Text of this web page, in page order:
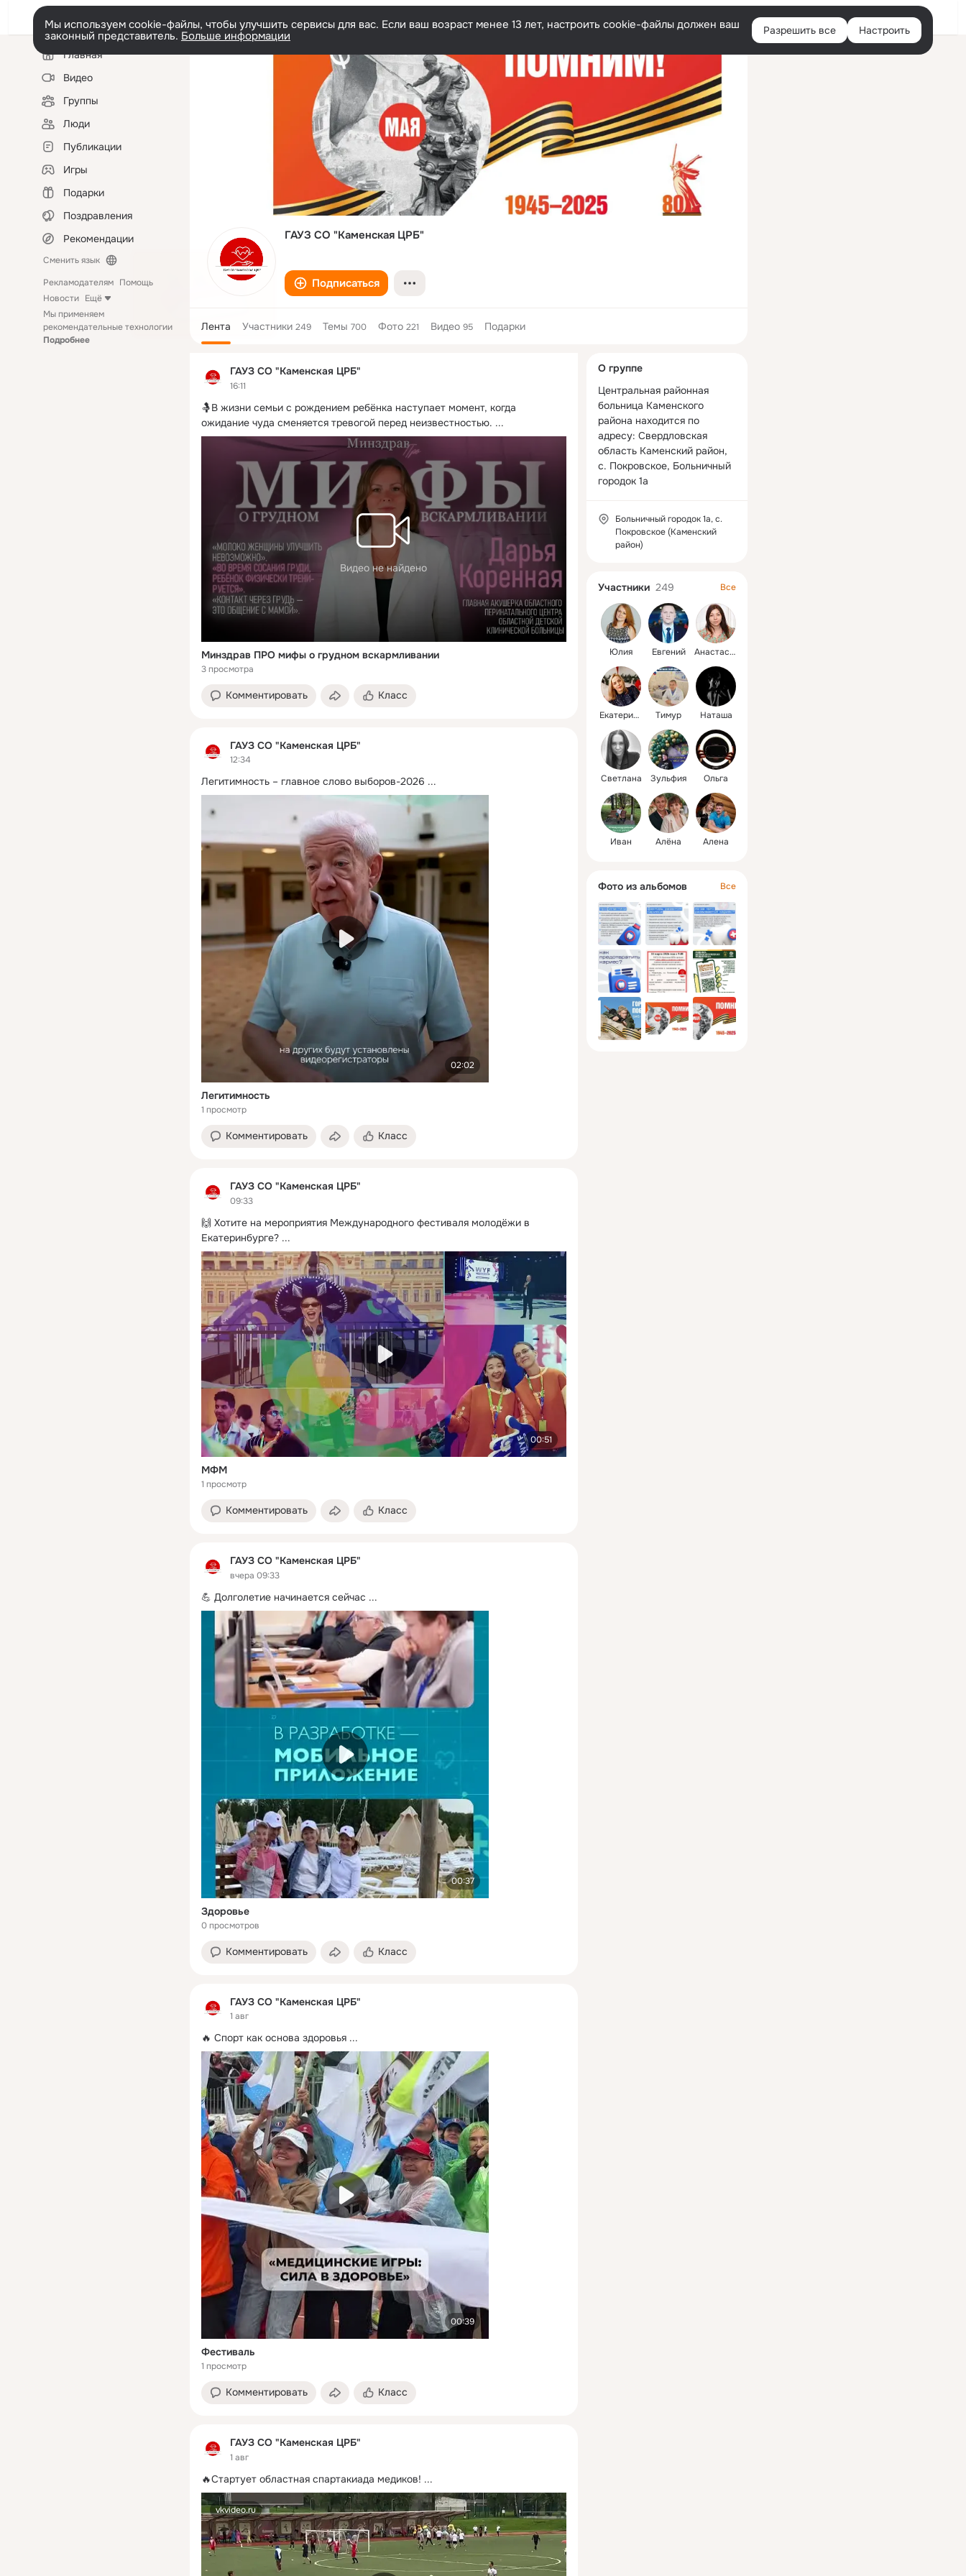
Войти
Мы используем cookie-файлы, чтобы улучшить сервисы для вас. Если ваш возраст менее 13 лет, настроить cookie-файлы должен ваш
законный представитель. Больше информации Разрешить все Настроить
Левая
колонкаГлавная
Видео
Группы
Люди
Публикации
Игры
Подарки
Поздравления
Рекомендации
Сменить язык
Рекламодателям Помощь
Новости Ещё
Мы применяем
рекомендательные технологии
Подробнее
ГАУЗ СО "Каменская ЦРБ"
Подписаться
Лента Участники 249 Темы 700 Фото 221 Видео 95 Подарки
ГАУЗ СО "Каменская ЦРБ"
16:11
🤱В жизни семьи с рождением ребёнка наступает момент, когда
ожидание чуда сменяется тревогой перед неизвестностью. ...
Видео не найдено
Минздрав ПРО мифы о грудном вскармливании
3 просмотра
Комментировать Класс
ГАУЗ СО "Каменская ЦРБ"
12:34
Легитимность – главное слово выборов-2026 ...
02:02
Легитимность
1 просмотр
Комментировать Класс
ГАУЗ СО "Каменская ЦРБ"
09:33
🙌 Хотите на мероприятия Международного фестиваля молодёжи в
Екатеринбурге? ...
00:51
МФМ
1 просмотр
Комментировать Класс
ГАУЗ СО "Каменская ЦРБ"
вчера 09:33
💪 Долголетие начинается сейчас ...
00:37
Здоровье
0 просмотров
Комментировать Класс
ГАУЗ СО "Каменская ЦРБ"
1 авг
🔥 Спорт как основа здоровья ...
00:39
Фестиваль
1 просмотр
Комментировать Класс
ГАУЗ СО "Каменская ЦРБ"
1 авг
🔥Стартует областная спартакиада медиков! ...
vkvideo.ru
колонка
О группе
Центральная районная
больница Каменского
района находится по
адресу: Свердловская
область Каменский район,
с. Покровское, Больничный
городок 1а
Больничный городок 1а, с.
Покровское (Каменский
район)
Участники 249 Все
Юлия Евгений Анастасия
Екатерина Тимур Наташа
Светлана Зульфия Ольга
Иван Алёна Алена
Фото из альбомов Все